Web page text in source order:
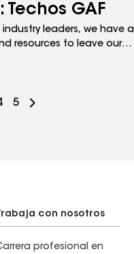
GAF
industry leaders, we have a
resources to leave our
we found it. Estamos
de lucro y contratistas.
Go
5
con nosotros
profesional en